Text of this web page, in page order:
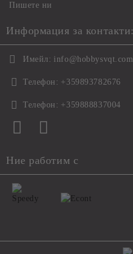
Пишете ни
Информация за контакти:
Имейл: info@hobbysvqt.com
Телефон: +359893782676
Телефон: +359888837004
Ние работим с